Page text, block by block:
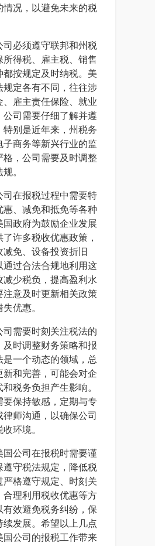
情况，以避免未来的税
司必须遵守联邦和州税
所得税、雇主税、销售
都按规定及时纳税。美
规定各有不同，往往涉
、雇主责任保险、就业
公司需要仔细了解并遵
特别是近年来，州税务
子商务等新兴行业的监
格，公司需要及时调整
。
司在报税过程中需要特
惠、减免和抵免等各种
国政府为鼓励企业发展
许多税收优惠政策，
减免、设备投资折旧
通过合法合规地利用这
减少税负，提高盈利水
注意及时更新相关政策
优惠。
司需要时刻关注税法的
及时调整财务策略和报
是一个动态的领域，总
新和完善，可能会对企
税务负担产生影响。
要保持敏感，定期与专
律师沟通，以确保公司
环境。
国公司在报税时需要谨
遵守税法规定，降低税
严格遵守规定、时刻关
合理利用税收优惠等方
有效避免税务纠纷，保
续发展。希望以上几点
国公司的报税工作带来